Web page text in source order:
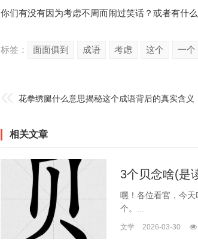
你们有没有因为考虑不周而闹过笑话？或者有什
标签： 面面俱到 成语 考虑 这个 一个
花拳绣腿什么意思揭秘这个成语背后的真实含义
相关文章
3个贝念啥(是
嘿！各位看官，今
个。...
文学 2026-03-30